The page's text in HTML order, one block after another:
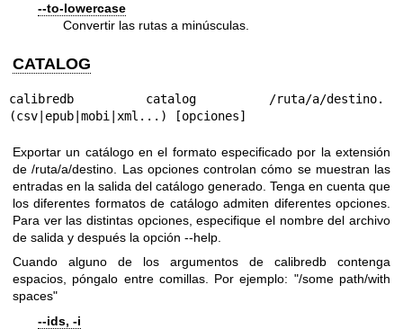
--to-lowercase
Convertir las rutas a minúsculas.
CATALOG
calibredb catalog /ruta/a/destino.
(csv|epub|mobi|xml...) [opciones]
Exportar un catálogo en el formato especificado por la extensión
de /ruta/a/destino. Las opciones controlan cómo se muestran las
entradas en la salida del catálogo generado. Tenga en cuenta que
los diferentes formatos de catálogo admiten diferentes opciones.
Para ver las distintas opciones, especifique el nombre del archivo
de salida y después la opción --help.
Cuando alguno de los argumentos de calibredb contenga
espacios, póngalo entre comillas. Por ejemplo: "/some path/with
spaces"
--ids, -i